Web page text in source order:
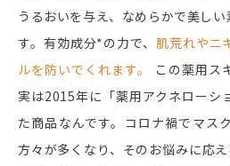
うるおいを与え、なめらかで美し
す。有効成分*の力で、 肌荒れやニ
ルを防いでくれます。
この薬用ス
実は2015年に「薬用アクネローシ
た商品なんです。コロナ禍でマス
方々が多くなり、そのお悩みに応